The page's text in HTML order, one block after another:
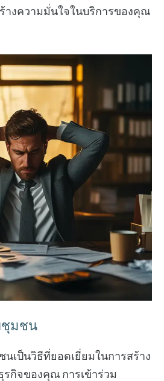
างความมั่นใจในบริการของคุณ
ชุมชน
เป็นวิธีที่ยอดเยี่ยมในการสร้าง
กิจของคุณ การเข้าร่วม